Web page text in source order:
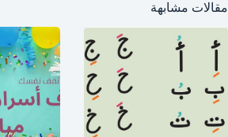
مقالات مشابهة